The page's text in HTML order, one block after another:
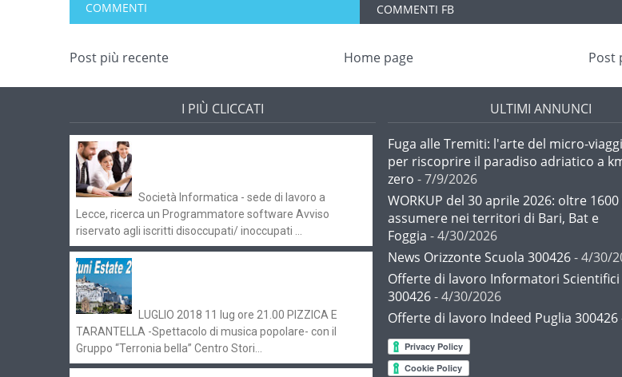
COMMENTI COMMENTI FB
Post più recente Post
Home page
I PIÙ CLICCATI
Società Informatica - sede di lavoro a
Lecce, ricerca un Programmatore software Avviso
riservato agli iscritti disoccupati/ inoccupati ...
LUGLIO 2018 11 lug ore 21.00 PIZZICA E
TARANTELLA -Spettacolo di musica popolare- con il
Gruppo “Terronia bella” Centro Stori...
ULTIMI ANNUNCI
Fuga alle Tremiti: l'arte del micro-
per riscoprire il paradiso adriatico a
zero - 7/9/2026
WORKUP del 30 aprile 2026: oltre
assumere nei territori di Bari, Bat e
Foggia - 4/30/2026
News Orizzonte Scuola 300426- 4/30/
Offerte di lavoro Informatori Scientifici
300426- 4/30/2026
Offerte di lavoro Indeed Puglia 300426